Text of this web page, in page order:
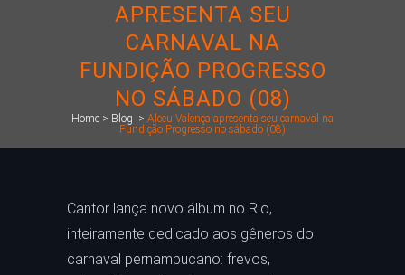
APRESENTA SEU
CARNAVAL NA
FUNDIÇÃO PROGRESSO
NO SÁBADO (08)
Home > Blog > Alceu Valença apresenta seu carnaval na
Fundição Progresso no sábado (08)
Cantor lança novo álbum no Rio,
inteiramente dedicado aos gêneros do
carnaval pernambucano: frevos,